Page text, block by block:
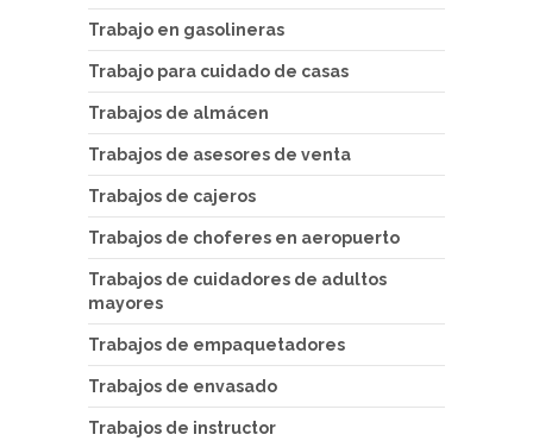
Trabajo en gasolineras
Trabajo para cuidado de casas
Trabajos de almácen
Trabajos de asesores de venta
Trabajos de cajeros
Trabajos de choferes en aeropuerto
Trabajos de cuidadores de adultos
mayores
Trabajos de empaquetadores
Trabajos de envasado
Trabajos de instructor